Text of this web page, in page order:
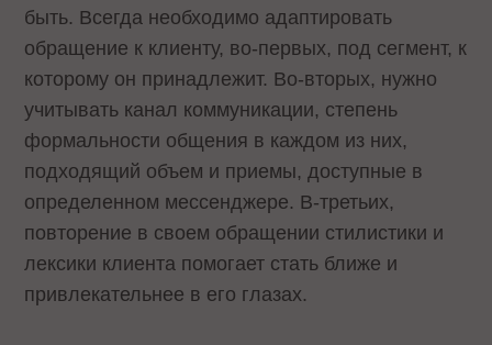
быть. Всегда необходимо адаптировать
обращение к клиенту, во-первых, под сегмент, к
которому он принадлежит. Во-вторых, нужно
учитывать канал коммуникации, степень
формальности общения в каждом из них,
подходящий объем и приемы, доступные в
определенном мессенджере. В-третьих,
повторение в своем обращении стилистики и
лексики клиента помогает стать ближе и
привлекательнее в его глазах.